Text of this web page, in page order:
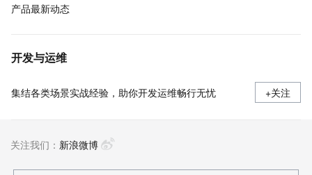
产品最新动态
开发与运维
集结各类场景实战经验，助你开发运维畅行无忧 +关注
关注我们： 新浪微博